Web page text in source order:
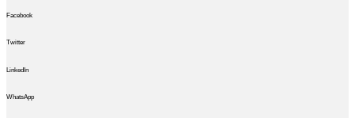
Facebook
Twitter
LinkedIn
WhatsApp